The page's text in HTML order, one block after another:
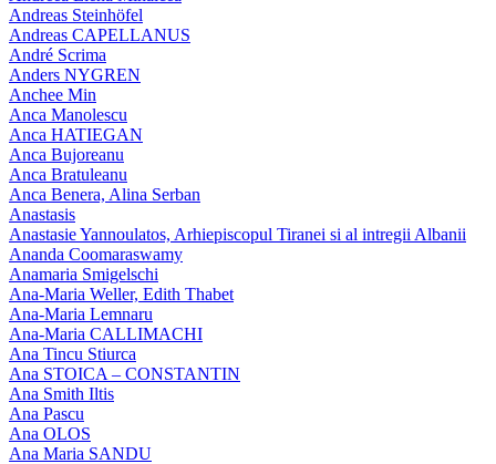
Andreas Steinhöfel
Andreas CAPELLANUS
André Scrima
Anders NYGREN
Anchee Min
Anca Manolescu
Anca HATIEGAN
Anca Bujoreanu
Anca Bratuleanu
Anca Benera, Alina Serban
Anastasis
Anastasie Yannoulatos, Arhiepiscopul Tiranei si al intregii Albanii
Ananda Coomaraswamy
Anamaria Smigelschi
Ana-Maria Weller, Edith Thabet
Ana-Maria Lemnaru
Ana-Maria CALLIMACHI
Ana Tincu Stiurca
Ana STOICA – CONSTANTIN
Ana Smith Iltis
Ana Pascu
Ana OLOS
Ana Maria SANDU